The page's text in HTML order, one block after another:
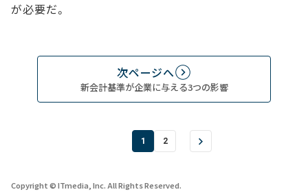
が必要だ。
次ページへ
新会計基準が企業に与える3つの影響
1 2
Copyright © ITmedia, Inc. All Rights Reserved.